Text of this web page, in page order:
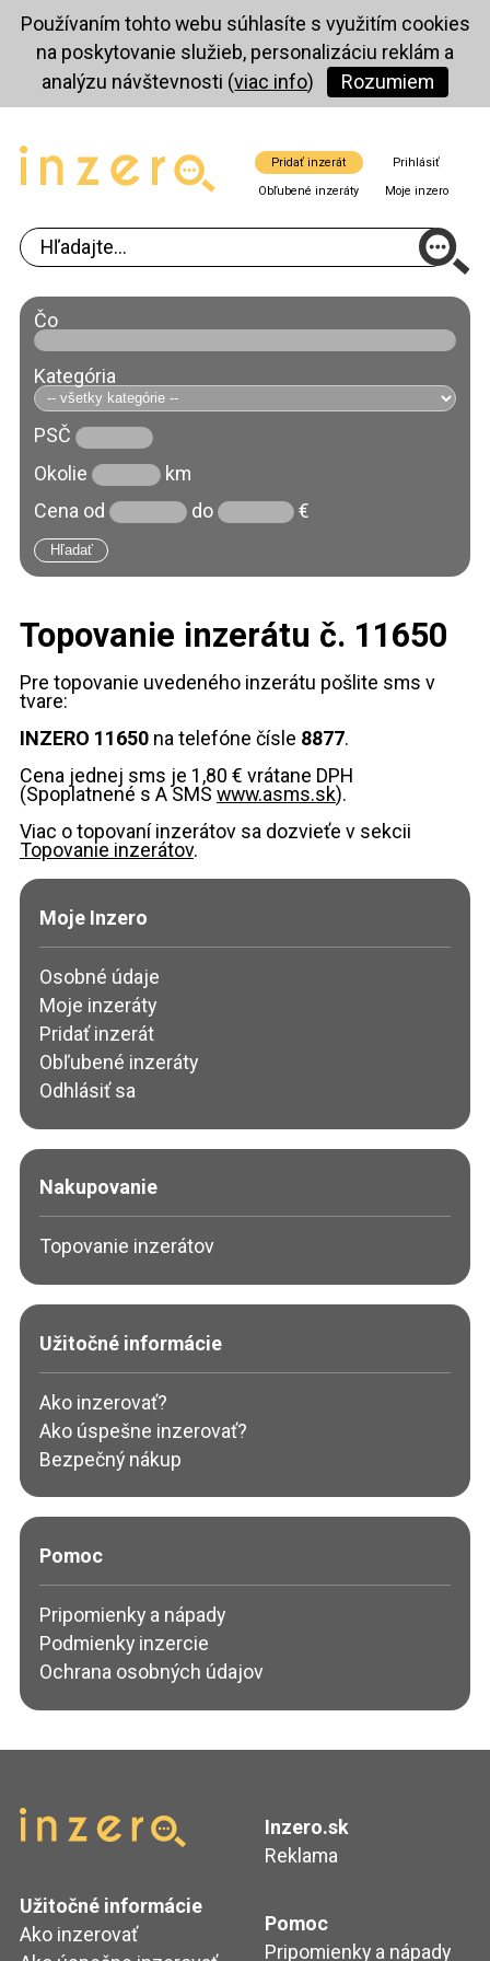
Používaním tohto webu súhlasíte s využitím cookies
na poskytovanie služieb, personalizáciu reklám a
analýzu návštevnosti (viac info) Rozumiem
Pridať inzerát
Prihlásiť
Obľubené inzeráty
Moje inzero
Čo
Kategória
PSČ
Okolie
km
Cena od do €
Topovanie inzerátu č. 11650
Pre topovanie uvedeného inzerátu pošlite sms v
tvare:
INZERO 11650na telefóne čísle 8877.
Cena jednej sms je 1,80 € vrátane DPH
(Spoplatnené s A SMS www.asms.sk).
Viac o topovaní inzerátov sa dozvieťe v sekcii
Topovanie inzerátov.
Moje Inzero
Osobné údaje
Moje inzeráty
Pridať inzerát
Obľubené inzeráty
Odhlásiť sa
Nakupovanie
Topovanie inzerátov
Užitočné informácie
Ako inzerovať?
Ako úspešne inzerovať?
Bezpečný nákup
Pomoc
Pripomienky a nápady
Podmienky inzercie
Ochrana osobných údajov
Inzero.sk
Reklama
Užitočné informácie
Ako inzerovať
Pomoc
Pripomienky a nápady